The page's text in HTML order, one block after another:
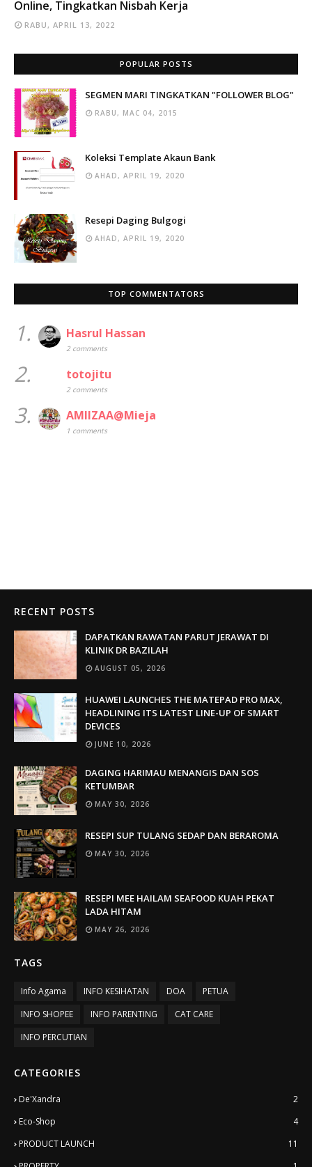
Online, Tingkatkan Nisbah Kerja
RABU, APRIL 13, 2022
POPULAR POSTS
SEGMEN MARI TINGKATKAN "FOLLOWER BLOG"
RABU, MAC 04, 2015
Koleksi Template Akaun Bank
AHAD, APRIL 19, 2020
Resepi Daging Bulgogi
AHAD, APRIL 19, 2020
TOP COMMENTATORS
1. Hasrul Hassan
2 comments
2. totojitu
2 comments
3. AMIIZAA@Mieja
1 comments
RECENT POSTS
DAPATKAN RAWATAN PARUT JERAWAT DI
KLINIK DR BAZILAH
AUGUST 05, 2026
HUAWEI LAUNCHES THE MATEPAD PRO MAX,
HEADLINING ITS LATEST LINE-UP OF SMART
DEVICES
JUNE 10, 2026
DAGING HARIMAU MENANGIS DAN SOS
KETUMBAR
MAY 30, 2026
RESEPI SUP TULANG SEDAP DAN BERAROMA
MAY 30, 2026
RESEPI MEE HAILAM SEAFOOD KUAH PEKAT
LADA HITAM
MAY 26, 2026
TAGS
Info Agama INFO KESIHATAN DOA
PETUA
INFO SHOPEE
INFO PARENTING
CAT CARE
INFO PERCUTIAN
CATEGORIES
De'Xandra
2
Eco-Shop
4
PRODUCT LAUNCH
11